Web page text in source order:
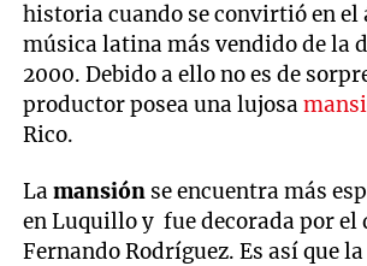
historia cuando se convirtió en el
música latina más vendido de la
2000. Debido a ello no es de
productor posea una lujosa
Rico.
Lamansión se encuentra más
en Luquillo y fue decorada por el
Fernando Rodríguez. Es así que la